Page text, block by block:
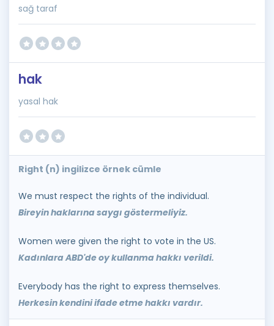
sağ taraf
hak
yasal hak
Right (n) ingilizce örnek cümle
We must respect the rights of the individual.
Bireyin haklarına saygı göstermeliyiz.
Women were given the right to vote in the US.
Kadınlara ABD'de oy kullanma hakkı verildi.
Everybody has the right to express themselves.
Herkesin kendini ifade etme hakkı vardır.